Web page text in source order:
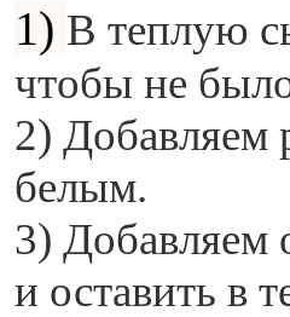
1) В теплую
чтобы не
2) Добавляем
белым.
3) Добавляем
и оставить в